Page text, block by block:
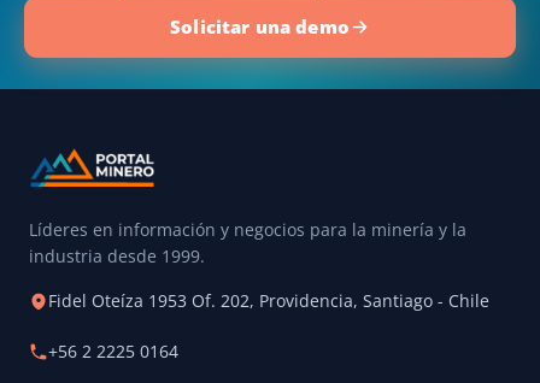
Solicitar una demo
Líderes en información y negocios para la minería y la
industria desde 1999.
Fidel Oteíza 1953 Of. 202, Providencia, Santiago - Chile
+56 2 2225 0164